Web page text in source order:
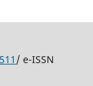
/ e-ISSN